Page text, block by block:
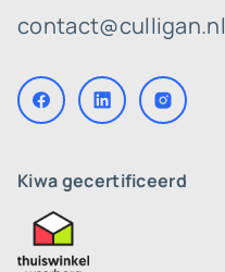
contact@culligan.nl
Kiwa gecertificeerd